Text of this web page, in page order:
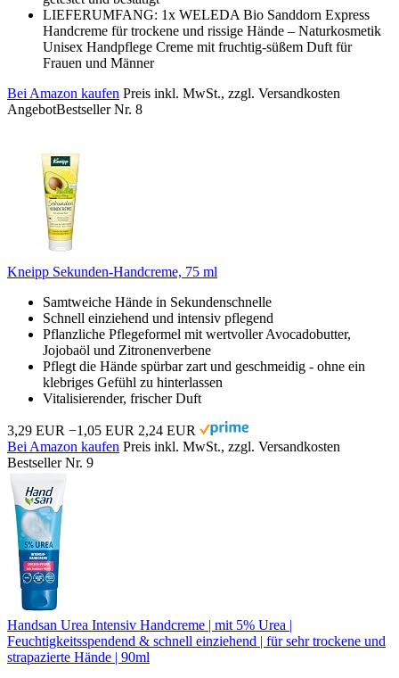
LIEFERUMFANG: 1x WELEDA Bio Sanddorn Express
Handcreme für trockene und rissige Hände – Naturkosmetik
Unisex Handpflege Creme mit fruchtig-süßem Duft für
Frauen und Männer
Bei Amazon kaufen Preis inkl. MwSt., zzgl. Versandkosten
AngebotBestseller Nr. 8
Kneipp Sekunden-Handcreme, 75 ml
Samtweiche Hände in Sekundenschnelle
Schnell einziehend und intensiv pflegend
Pflanzliche Pflegeformel mit wertvoller Avocadobutter,
Jojobaöl und Zitronenverbene
Pflegt die Hände spürbar zart und geschmeidig - ohne ein
klebriges Gefühl zu hinterlassen
Vitalisierender, frischer Duft
3,29 EUR −1,05 EUR 2,24 EUR
Bei Amazon kaufen Preis inkl. MwSt., zzgl. Versandkosten
Bestseller Nr. 9
Handsan Urea Intensiv Handcreme | mit 5% Urea |
Feuchtigkeitsspendend & schnell einziehend | für sehr trockene und
strapazierte Hände | 90ml